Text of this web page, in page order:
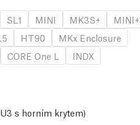
SL1 MINI MK3S+ MINI+
HT90
MKx Enclosure
CORE One L INDX
s horním krytem)